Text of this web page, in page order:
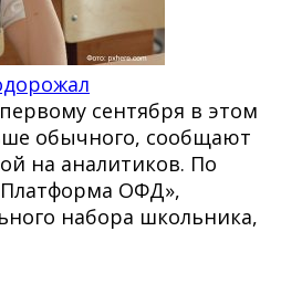
сентября в этом
обычного, сообщают
на аналитиков. По
ОФД»,
набора школьника,